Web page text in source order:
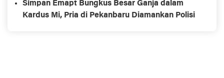
Simpan Emapt Bungkus Besar Ganja dalam
Kardus Mi, Pria di Pekanbaru Diamankan Polisi